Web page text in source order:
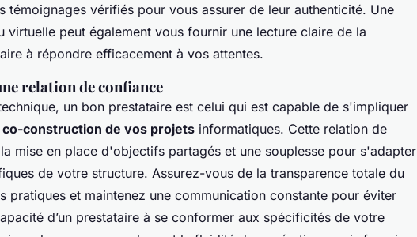
témoignages vérifiés pour vous assurer de leur authenticité. Une
virtuelle peut également vous fournir une lecture claire de la
à répondre efficacement à vos attentes.
relation de confiance
un bon prestataire est celui qui est capable de s'impliquer
co-construction de vos projets informatiques. Cette relation de
mise en place d'objectifs partagés et une souplesse pour s'adapter
de votre structure. Assurez-vous de la transparence totale du
pratiques et maintenez une communication constante pour éviter
d’un prestataire à se conformer aux spécificités de votre